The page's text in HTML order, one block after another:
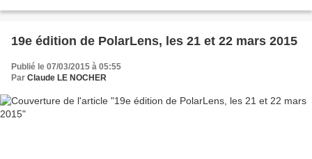
19e édition de PolarLens, les 21 et 22 mars 2015
Publié le 07/03/2015 à 05:55
Par Claude LE NOCHER